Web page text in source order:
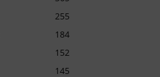
255
184
152
145